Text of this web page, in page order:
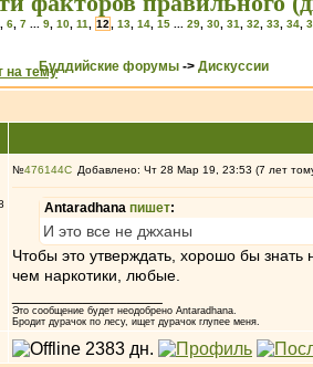
6 7 9 10 11 12 13 14 15 29 30 31 32 33 34
Буддийские форумы -> Дискуссии
№476144 Добавлено: Чт 28 Мар 19, 23:53 (7 лет
Antaradhana пишет:
И это все не джханы
Чтобы это утверждать, хорошо бы
чем наркотики, любые.
Это сообщение будет неодобрено Antaradhana.
Бродит дурачок по лесу, ищет дурачок глупее меня.